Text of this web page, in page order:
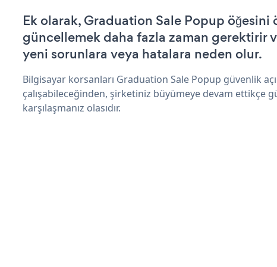
Ek olarak, Graduation Sale Popup öğesini
güncellemek daha fazla zaman gerektirir
yeni sorunlara veya hatalara neden olur.
Bilgisayar korsanları Graduation Sale Popup güvenlik
çalışabileceğinden, şirketiniz büyümeye devam ettikçe
karşılaşmanız olasıdır.